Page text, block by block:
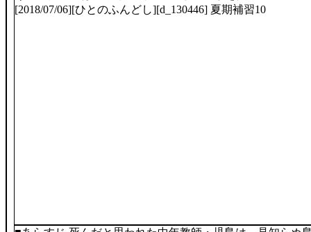
[2018/07/06][ひとのふんどし][d_130446] 夏期補習10